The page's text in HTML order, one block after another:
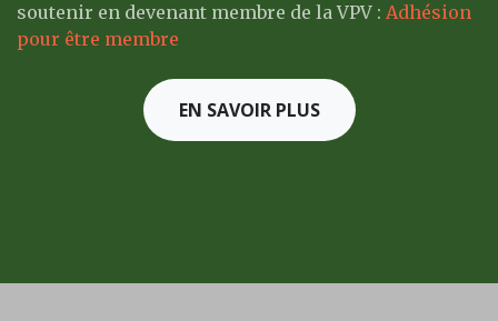
soutenir en devenant membre de la VPV : Adhésion
pour être membre
EN SAVOIR PLUS